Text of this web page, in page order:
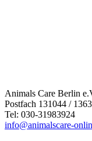
Animals Care Berlin
Postfach 131044 /
Tel: 030-31983924
info@animalscare-